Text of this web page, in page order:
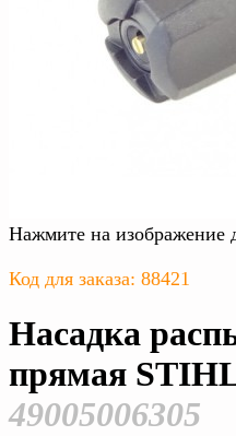
Нажмите на изображение
Код для заказа: 88421
Насадка
прямая
49005006305